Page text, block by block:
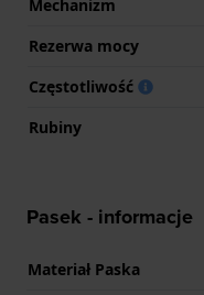
Mechanizm
Rezerwa mocy
Częstotliwość
Rubiny
Pasek - informacje
Materiał Paska